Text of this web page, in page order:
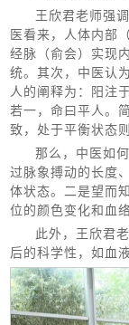
王欣君老师强
医看来，人体内部
经脉（俞会）实现
统。其次，中医认
人的阐释为：阳注
若一，命曰平人。
致，处于平衡状态
那么，中医如
过脉象搏动的长度
体状态。二是望而
位的颜色变化和血
此外，王欣君
后的科学性，如血